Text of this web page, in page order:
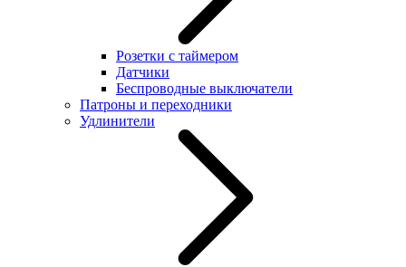
Розетки с таймером
Датчики
Беспроводные выключатели
Патроны и переходники
Удлинители